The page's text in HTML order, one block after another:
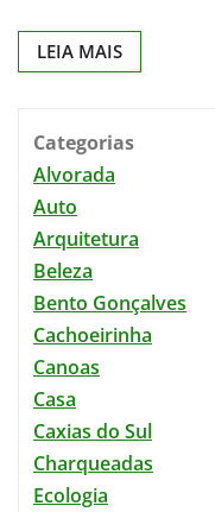
LEIA MAIS
Categorias
Alvorada
Auto
Arquitetura
Beleza
Bento Gonçalves
Cachoeirinha
Canoas
Casa
Caxias do Sul
Charqueadas
Ecologia